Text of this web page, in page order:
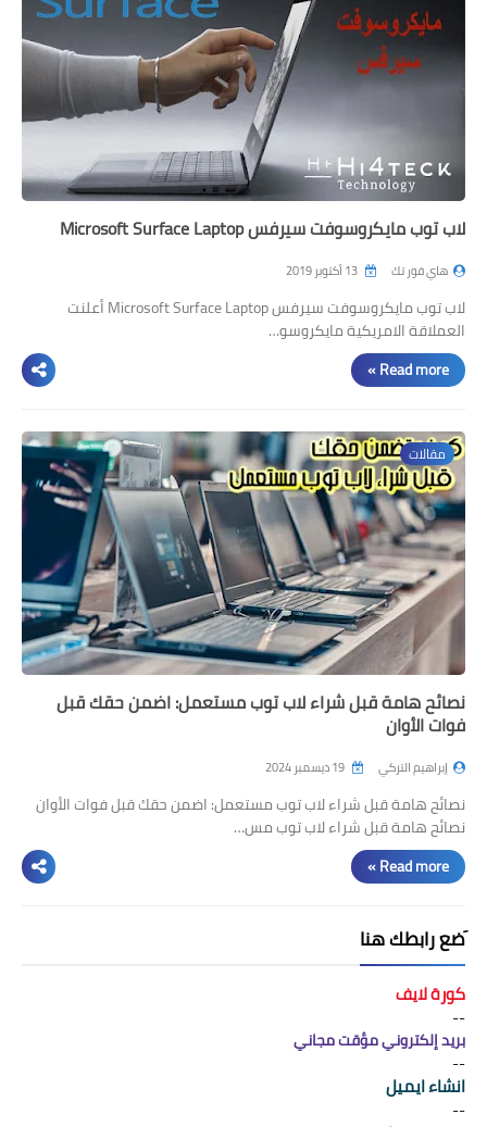
لاب توب مايكروسوفت سيرفس Microsoft Surface Laptop
هاي فور تك
لاب توب مايكروسوفت سيرفس Microsoft Surface Laptop أعلنت
العملاقة الامريكية مايكروسو…
Read more »
مقالات
نصائح هامة قبل شراء لاب توب مستعمل: اضمن حقك قبل
فوات الأوان
إبراهيم التركي
نصائح هامة قبل شراء لاب توب مستعمل: اضمن حقك قبل فوات الأوان
نصائح هامة قبل شراء لاب توب مس…
Read more »
َضع رابطك هنا
كورة لايف
--
بريد إلكتروني مؤقت مجاني
--
انشاء ايميل
--